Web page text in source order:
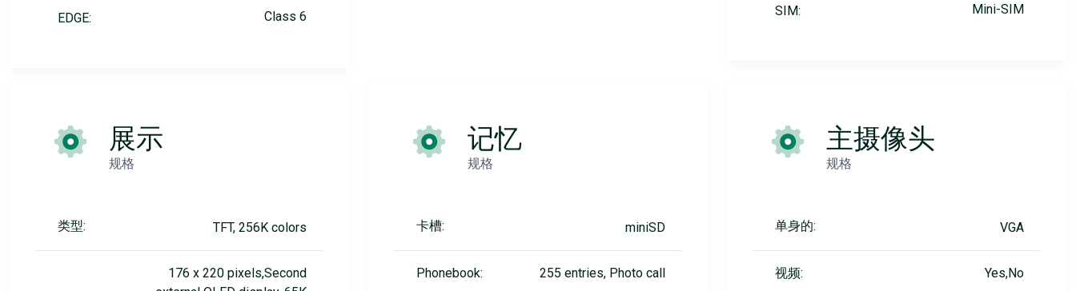
EDGE: Class 6 SIM: Mini-SIM
展示
规格
类型: TFT, 256K colors
176 x 220 pixels,Second
记忆
规格
卡槽: miniSD
Phonebook: 255 entries, Photo call
主摄像头
规格
单身的: VGA
视频: Yes,No